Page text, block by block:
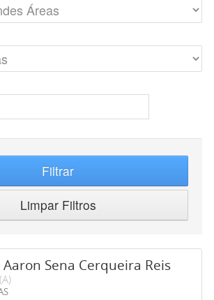
Filtrar
Limpar Filtros
Aaron Sena Cerqueira Reis